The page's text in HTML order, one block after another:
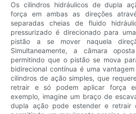
Os cilindros hidráulicos de dupla
força em ambas as direções
separadas cheias de fluido
pressurizado é direcionado para
pistão a se mover naquela
Simultaneamente, a câmara
permitindo que o pistão se mova
bidirecional contínua é uma
cilindros de ação simples, que
retrair e só podem aplicar força
exemplo, imagine um braço de
dupla ação pode estender e retrair